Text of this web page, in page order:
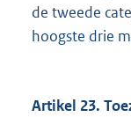
de tweede
hoogste drie
Artikel 23.